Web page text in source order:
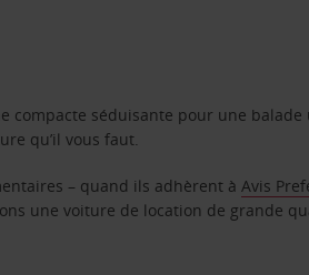
compacte séduisante pour une
qu’il vous faut.
– quand ils adhèrent àAvis
une voiture de location de grande